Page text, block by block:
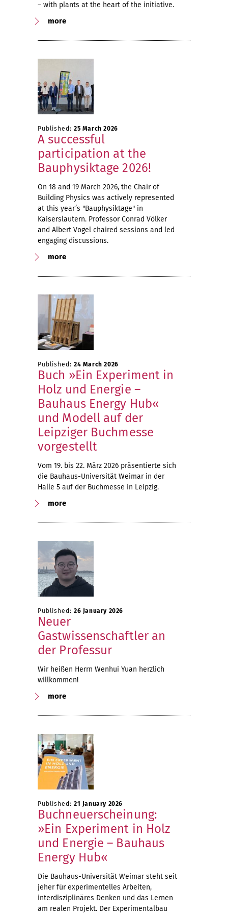
– with plants at the heart of the initiative.
more
Published: 25 March 2026
A successful
participation at the
Bauphysiktage 2026!
On 18 and 19 March 2026, the Chair of
Building Physics was actively represented
at this year’s "Bauphysiktage" in
Kaiserslautern. Professor Conrad Völker
and Albert Vogel chaired sessions and led
engaging discussions.
more
Published: 24 March 2026
Buch »Ein Experiment in
Holz und Energie –
Bauhaus Energy Hub«
und Modell auf der
Leipziger Buchmesse
vorgestellt
Vom 19. bis 22. März 2026 präsentierte sich
die Bauhaus-Universität Weimar in der
Halle 5 auf der Buchmesse in Leipzig.
more
Published: 26 January 2026
Neuer
Gastwissenschaftler an
der Professur
Wir heißen Herrn Wenhui Yuan herzlich
willkommen!
more
Published: 21 January 2026
Buchneuerscheinung:
»Ein Experiment in Holz
und Energie – Bauhaus
Energy Hub«
Die Bauhaus-Universität Weimar steht seit
jeher für experimentelles Arbeiten,
interdisziplinäres Denken und das Lernen
am realen Projekt. Der Experimentalbau